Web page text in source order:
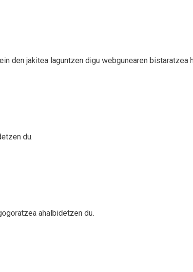
den jakitea laguntzen digu webgunearen bistaratzea
du.
ahalbidetzen du.